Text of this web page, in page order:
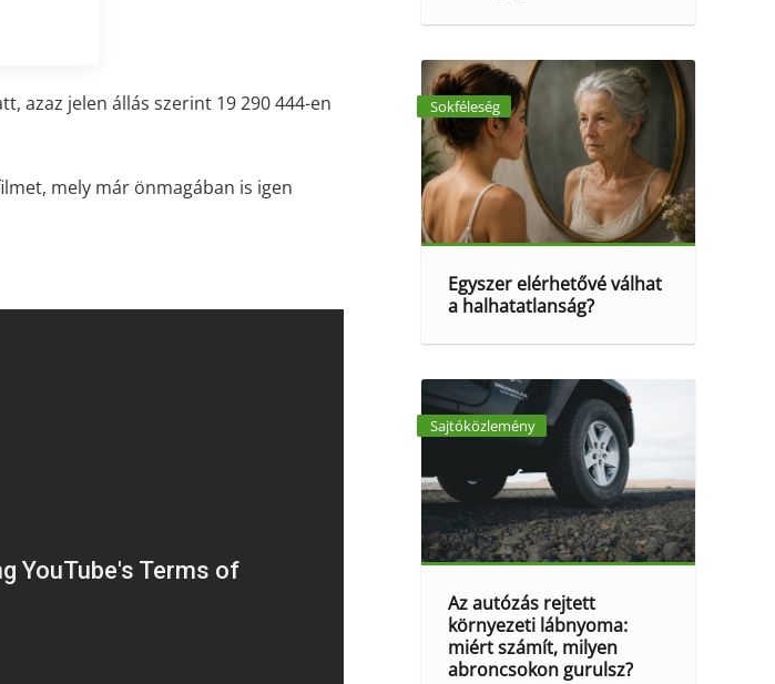
azaz jelen állás szerint 19 290 444-en
mely már önmagában is igen
Sokféleség
Egyszer elérhetővé válhat
a halhatatlanság?
Sajtóközlemény
Az autózás rejtett
környezeti lábnyoma:
miért számít, milyen
abroncsokon gurulsz?